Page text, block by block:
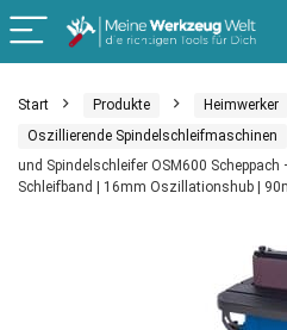
Start Produkte Heimwerker
Oszillierende Spindelschleifmaschinen
und Spindelschleifer OSM600
Schleifband | 16mm Oszillationshub |